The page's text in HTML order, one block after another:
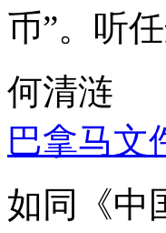
币”。听
何清涟
巴拿马文
如同《中